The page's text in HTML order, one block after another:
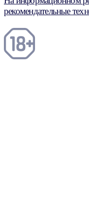
рекомендательные